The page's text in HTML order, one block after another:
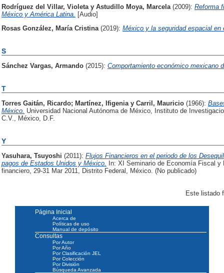
Rodríguez del Villar, Violetay Astudillo Moya, Marcela (2009): Reforma
México y América Latina. [Audio]
Rosas González, María Cristina (2019): México y la seguridad espacial en
S
Sánchez Vargas, Armando (2015): Comportamiento económico mexicano
T
Torres Gaitán, Ricardo; Martínez, Ifigenia y Carril, Mauricio (1966):
México. Universidad Nacional Autónoma de México, Instituto de
C.V., México, D.F.
Y
Yasuhara, Tsuyoshi (2011): Flujos Financieros en el periodo de los
pagos de Estados Unidos y México. In: XI Seminario de Economía Fiscal
financiero, 29-31 Mar 2011, Distrito Federal, México. (No publicado)
Este listado
Página Inicial
Acerca de
Políticas de uso
Manual de depósito
Consultas
Por Autor
Por Año
Por Clasificación JEL
Por Colección
Por División
Búsqueda Avanzada